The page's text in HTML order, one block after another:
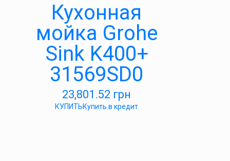
Кухонная
мойка Grohe
Sink K400+
31569SD0
23,801.52 грн
КУПИТЬКупить в кредит